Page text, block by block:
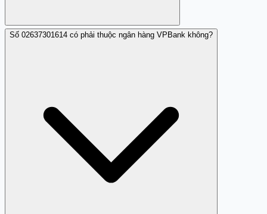
Có, bạn nên sử dụng chức năng chặn cuộc gọi trên điện
Số 02637301614 có phải thuộc ngân hàng VPBank không?